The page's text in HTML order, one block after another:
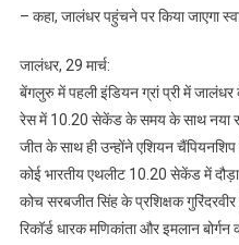
100
दौड़
10.20
का
नया
रिकॉर्ड
– कहा, जालंधर पहुंचने पर किया जाएगा
जालंधर, 29 मार्च:
बेंगलुरु में पहली इंडियन ग्रां प्री में जालंधर
रेस में 10.20 सेकेंड के समय के साथ नया
जीत के साथ ही उन्होंने एशियन चैंपियनशिप
कोई भारतीय एथलीट 10.20 सेकेंड में
कोच सरबजीत सिंह के प्रशिक्षक गुरिंदरवीर
रिकॉर्ड धारक मणिकांता और इमलान